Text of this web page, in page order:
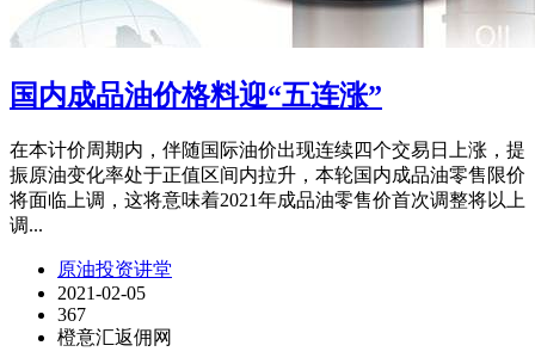
国内成品油价格料迎“五连涨”
在本计价周期内，伴随国际油价出现连续四个交易日上涨，提
振原油变化率处于正值区间内拉升，本轮国内成品油零售限价
将面临上调，这将意味着2021年成品油零售价首次调整将以上
调...
原油投资讲堂
2021-02-05
367
橙意汇返佣网